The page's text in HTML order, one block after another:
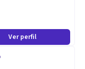
Ver perfil